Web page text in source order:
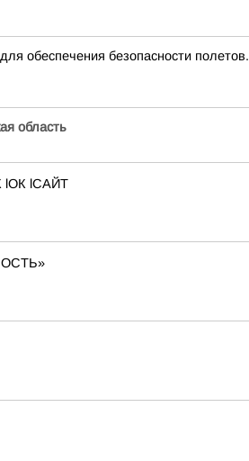
обеспечения безопасности полетов.
область
lОК lСАЙТ